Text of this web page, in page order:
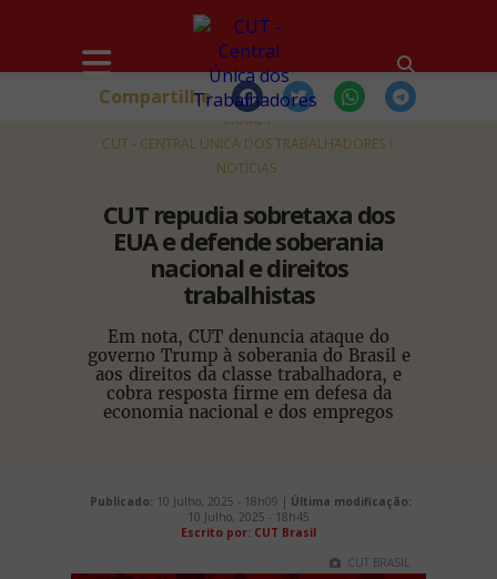
HOME
CUT - CENTRAL ÚNICA DOS TRABALHADORES
NOTÍCIAS
CUT repudia sobretaxa dos
EUA e defende soberania
nacional e direitos
trabalhistas
Em nota, CUT denuncia ataque do
governo Trump à soberania do Brasil e
aos direitos da classe trabalhadora, e
cobra resposta firme em defesa da
economia nacional e dos empregos
Compartilhe
Publicado: 10 Julho, 2025 - 18h09 | Última modificação:
10 Julho, 2025 - 18h45
Escrito por: CUT Brasil
CUT BRASIL